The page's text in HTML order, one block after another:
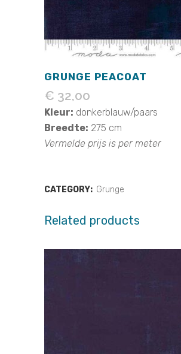
GRUNGE PEACOAT
€ 32,00
Kleur: donkerblauw/paars
Breedte: 275 cm
Vermelde prijs is per meter
CATEGORY: Grunge
Related products